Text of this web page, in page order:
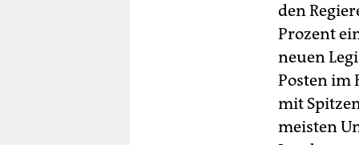
den
Prozent
neuen
Posten im
mit
meisten